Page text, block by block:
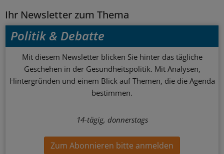
Ihr Newsletter zum Thema
Politik & Debatte
Mit diesem Newsletter blicken Sie hinter das tägliche
Geschehen in der Gesundheitspolitik. Mit Analysen,
Hintergründen und einem Blick auf Themen, die die Agenda
bestimmen.
14-tägig, donnerstags
Zum Abonnieren bitte anmelden